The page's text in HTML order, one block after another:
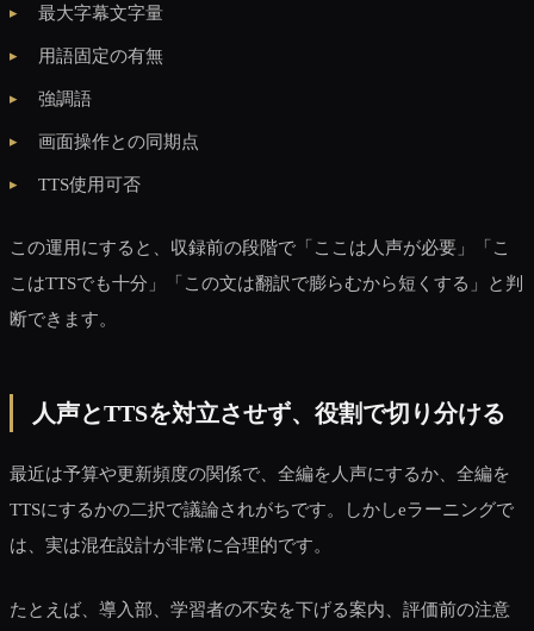
最大字幕文字量
用語固定の有無
強調語
画面操作との同期点
TTS使用可否
この運用にすると、収録前の段階で「ここは人声が必要」「こ
こはTTSでも十分」「この文は翻訳で膨らむから短くする」と判
断できます。
人声とTTSを対立させず、役割で切り分ける
最近は予算や更新頻度の関係で、全編を人声にするか、全編を
TTSにするかの二択で議論されがちです。しかしeラーニングで
は、実は混在設計が非常に合理的です。
たとえば、導入部、学習者の不安を下げる案内、評価前の注意